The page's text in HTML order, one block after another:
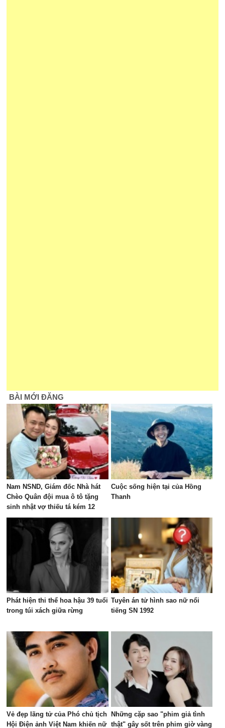
BÀI MỚI ĐĂNG
Nam NSND, Giám đốc Nhà hát
Chèo Quân đội mua ô tô tặng
sinh nhật vợ thiếu tá kém 12
tuổi
Cuộc sống hiện tại của Hồng
Thanh
Phát hiện thi thể hoa hậu 39 tuổi
trong túi xách giữa rừng
Tuyên án tử hình sao nữ nổi
tiếng SN 1992
Vẻ đẹp lãng tử của Phó chủ tịch
Hội Điện ảnh Việt Nam khiến nữ
Những cặp sao "phim giả tình
thật" gây sốt trên phim giờ vàng